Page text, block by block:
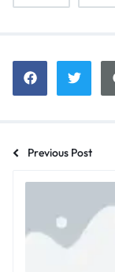
Previous Post